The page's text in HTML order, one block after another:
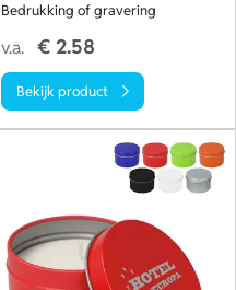
Bedrukking of gravering
v.a. € 2.58
Bekijk product